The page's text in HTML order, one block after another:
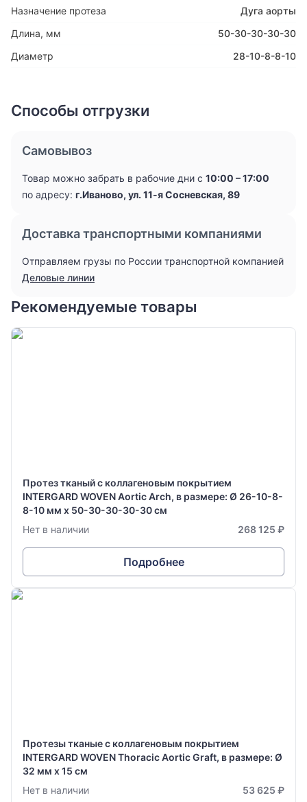
Назначение протеза
Дуга аорты
Длина, мм
50-30-30-30-30
Диаметр
28-10-8-8-10
Способы отгрузки
Самовывоз
Товар можно забрать в рабочие дни с 10:00 – 17:00
по адресу: г.Иваново, ул. 11-я Сосневская, 89
Доставка транспортными компаниями
Отправляем грузы по России транспортной компанией
Деловые линии
Рекомендуемые товары
Протез тканый с коллагеновым покрытием
INTERGARD WOVEN Aortic Arch, в размере: Ø 26-10-8-
8-10 мм х 50-30-30-30-30 см
Нет в наличии
268 125 ₽
Подробнее
Протезы тканые с коллагеновым покрытием
INTERGARD WOVEN Thoracic Aortic Graft, в размере: Ø
32 мм х 15 см
Нет в наличии
53 625 ₽